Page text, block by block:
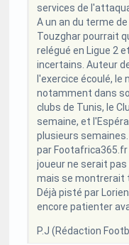
services de
A un an du terme
Touzghar pourrait
relégué en Ligue 2
incertains. Auteur
l'exercice écoulé,
notamment dans
clubs de Tunis, le
semaine, et
plusieurs
par Footafrica365.fr
joueur ne serait
mais se montrerait
Déjà pisté par
encore patienter
P.J (Rédaction